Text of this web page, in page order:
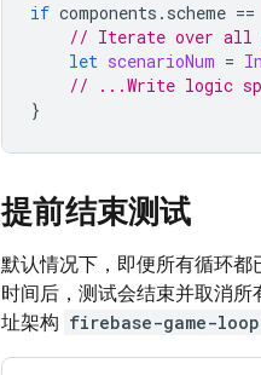
if components . scheme ==
// Iterate over all
let scenarioNum =
// ...Write logic
}
提前结束测试
默认情况下，即便所有循环
时间后，测试会结束并取消
址架构 firebase-game-